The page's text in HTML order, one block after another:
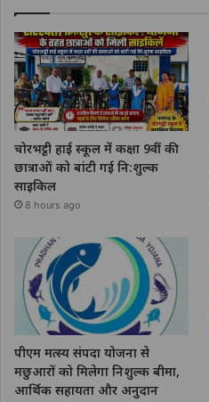
चोरभट्ठी हाई स्कूल में कक्षा 9वीं की
छात्राओं को बांटी गई नि:शुल्क
साइकिल
8 hours ago
पीएम मत्स्य संपदा योजना से
मछुआरों को मिलेगा निशुल्क बीमा,
आर्थिक सहायता और अनुदान